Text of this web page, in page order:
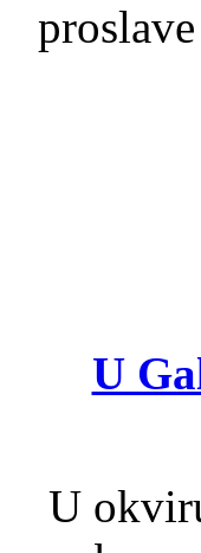
U
U